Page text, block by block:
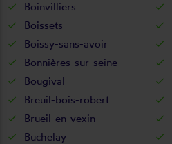
Boinvilliers
Boissets
Boissy-sans-avoir
Bonnières-sur-seine
Bougival
Breuil-bois-robert
Brueil-en-vexin
Buchelay